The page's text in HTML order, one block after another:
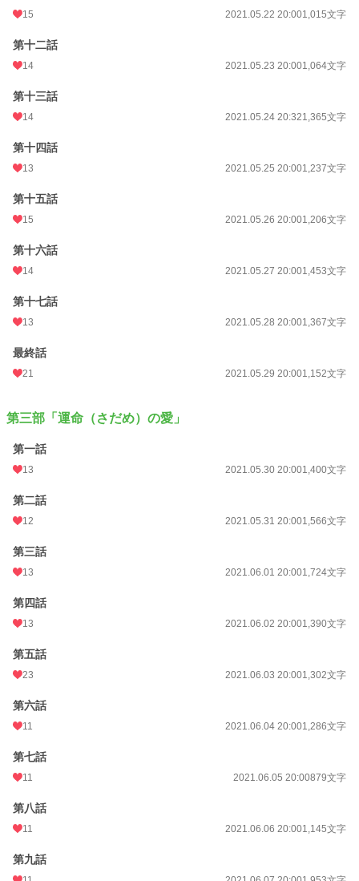
15 2021.05.22 20:001,015文字
第十二話
14 2021.05.23 20:001,064文字
第十三話
14 2021.05.24 20:321,365文字
第十四話
13 2021.05.25 20:001,237文字
第十五話
15 2021.05.26 20:001,206文字
第十六話
14 2021.05.27 20:001,453文字
第十七話
13 2021.05.28 20:001,367文字
最終話
21 2021.05.29 20:001,152文字
第三部「運命（さだめ）の愛」
第一話
13 2021.05.30 20:001,400文字
第二話
12 2021.05.31 20:001,566文字
第三話
13 2021.06.01 20:001,724文字
第四話
13 2021.06.02 20:001,390文字
第五話
23 2021.06.03 20:001,302文字
第六話
11 2021.06.04 20:001,286文字
第七話
11 2021.06.05 20:00879文字
第八話
11 2021.06.06 20:001,145文字
第九話